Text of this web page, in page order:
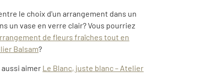
le choix d'un arrangement dans un
un vase en verre clair? Vous pourriez
de fleurs fraîches tout en
Balsam?
aimer Le Blanc, juste blanc – Atelier